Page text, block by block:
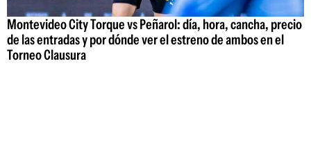
Montevideo City Torque vs Peñarol: día, hora, cancha, precio
de las entradas y por dónde ver el estreno de ambos en el
Torneo Clausura